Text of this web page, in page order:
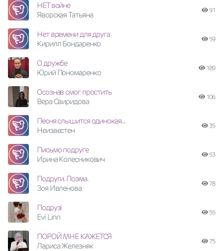
НЕТ войне
Яворская Татьяна
91
Нет времени для друга
Кирилл Бондаренко
59
О дружбе
Юрий Пономаренко
189
Осознав смог простить
Вера Свиридова
106
Песня слышится одинокая...
Неизвестен
35
Письмо подруге
Ирина Колесникович
53
Подруги. Поэма.
Зоя Ивленова
78
Подрузі
Evi Linn
55
ПОРОЙ МНЕ КАЖЕТСЯ
Лариса Железняк
75